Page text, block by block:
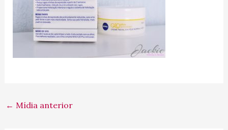
← Mídia anterior